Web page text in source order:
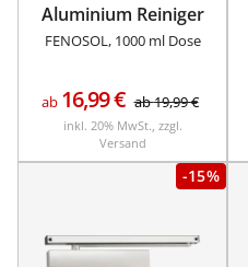
Aluminium Reiniger
FENOSOL, 1000 ml Dose
ab 16,99€ ab19,99€
inkl. 20% MwSt., zzgl.
Versand
-15%